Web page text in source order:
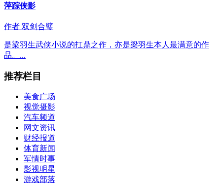
萍踪侠影
作者 双剑合璧
是梁羽生武侠小说的扛鼎之作，亦是梁羽生本人最满意的作
品。...
推荐栏目
美食广场
视觉摄影
汽车频道
网文资讯
财经报道
体育新闻
军情时事
影视明星
游戏部落